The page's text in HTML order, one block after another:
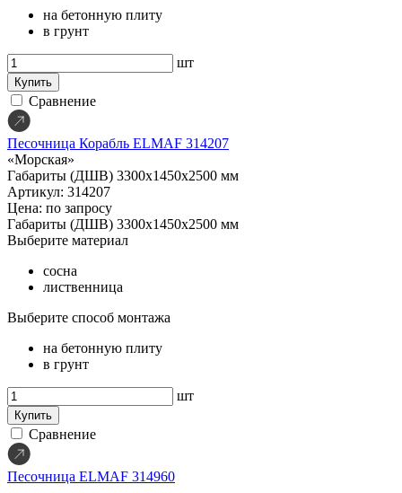
на бетонную плиту
в грунт
шт
Купить
Сравнение
Песочница Корабль ELMAF 314207
«Морская»
Габариты (ДШВ) 3300х1450х2500 мм
Артикул: 314207
Цена: по запросу
Габариты (ДШВ) 3300х1450х2500 мм
Выберите материал
сосна
лиственница
Выберите способ монтажа
на бетонную плиту
в грунт
шт
Купить
Сравнение
Песочница ELMAF 314960